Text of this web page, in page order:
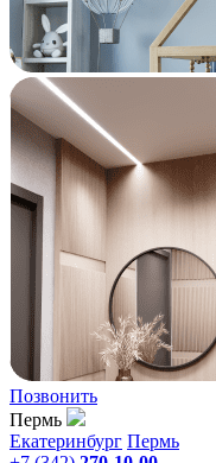
Позвонить
Пермь
Екатеринбург Пермь